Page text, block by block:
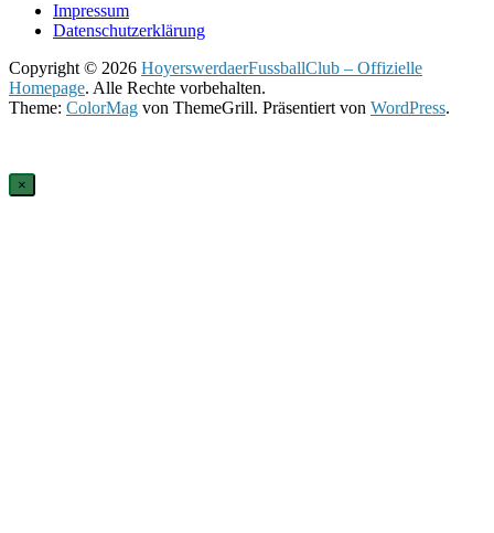
Impressum
Datenschutzerklärung
Copyright © 2026 HoyerswerdaerFussballClub – Offizielle
Homepage. Alle Rechte vorbehalten.
Theme: ColorMag von ThemeGrill. Präsentiert von WordPress.
×